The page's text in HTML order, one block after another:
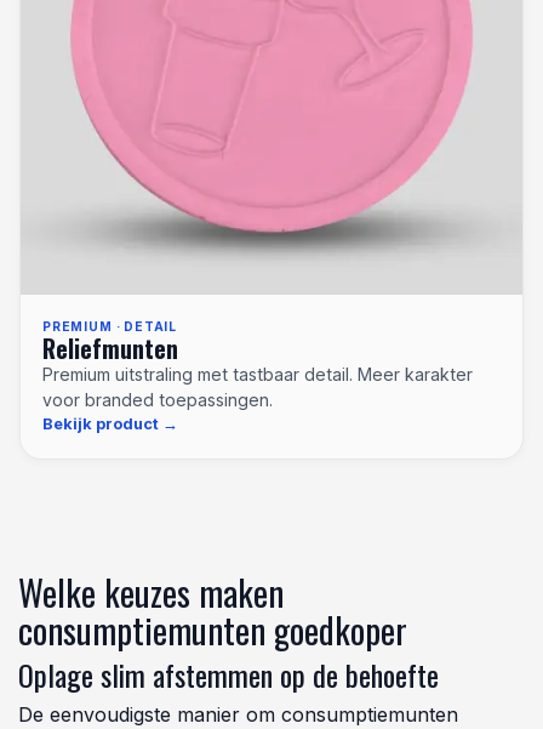
PREMIUM · DETAIL
Reliefmunten
Premium uitstraling met tastbaar detail. Meer karakter
voor branded toepassingen.
Bekijk product
Welke keuzes maken
consumptiemunten goedkoper
Oplage slim afstemmen op de behoefte
De eenvoudigste manier om consumptiemunten